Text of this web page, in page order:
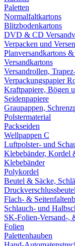
Paletten
Normalfaltkartons
Blitzbodenkartons
DVD & CD
Verpacken und
Planversandkartons
Versandkartons
Versandrollen,
Verpackungspapier
Kraftpapiere, Bögen
Seidenpapiere
Graupappen,
Polstermaterial
Packseiden
Wellpappen C
Luftpolster- und
Klebebänder, Kordel
Klebebänder
Polykordel
Beutel & Säcke,
Druckverschlussbeutel
Flach- &
Schlauch- und
SK-Folien-Versand-,
Folien
Palettenhauben